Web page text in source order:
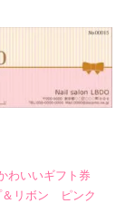
わいいギフト券
＆リボン ピンク